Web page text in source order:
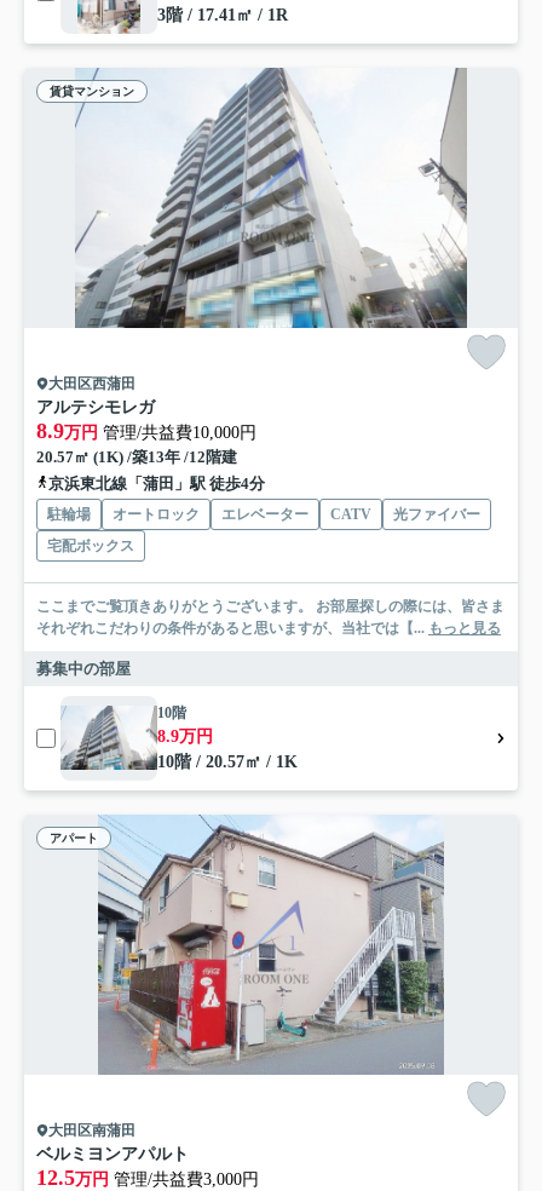
3階 / 17.41㎡ / 1R
賃貸マンション
大田区西蒲田
アルテシモレガ
8.9万円 管理/共益費10,000円
20.57㎡ (1K) /築13年 /12階建
京浜東北線「蒲田」駅 徒歩4分
駐輪場 オートロック エレベーター CATV
光ファイバー
宅配ボックス
ここまでご覧頂きありがとうございます。 お部屋探しの際には、皆さま
それぞれこだわりの条件があると思いますが、当社では【... もっと見る
募集中の部屋
10階
8.9万円
10階 / 20.57㎡ / 1K
アパート
大田区南蒲田
ベルミヨンアパルト
12.5万円 管理/共益費3,000円